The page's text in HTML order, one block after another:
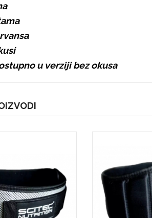
u verziji bez okusa